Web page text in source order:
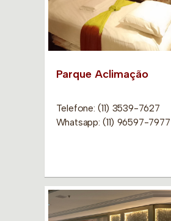
Parque Aclimação
Telefone: (11) 3539-7627
Whatsapp: (11) 96597-7977